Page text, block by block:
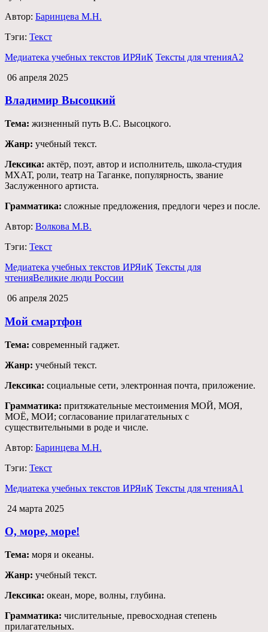
Автор: Баринцева М.Н.
Тэги: Текст
Медиатека учебных текстов ИРЯиК Тексты для чтенияА2
06 апреля 2025
Владимир Высоцкий
Тема: жизненный путь В.С. Высоцкого.
Жанр: учебный текст.
Лексика: актёр, поэт, автор и исполнитель, школа-студия
МХАТ, роли, театр на Таганке, популярность, звание
Заслуженного артиста.
Грамматика: сложные предложения, предлоги через и после.
Автор: Волкова М.В.
Тэги: Текст
Медиатека учебных текстов ИРЯиК Тексты для
чтенияВеликие люди России
06 апреля 2025
Мой смартфон
Тема: современный гаджет.
Жанр: учебный текст.
Лексика: социальные сети, электронная почта, приложение.
Грамматика: притяжательные местоимения МОЙ, МОЯ,
МОЁ, МОИ; согласование прилагательных с
существительными в роде и числе.
Автор: Баринцева М.Н.
Тэги: Текст
Медиатека учебных текстов ИРЯиК Тексты для чтенияА1
24 марта 2025
О, море, море!
Тема: моря и океаны.
Жанр: учебный текст.
Лексика: океан, море, волны, глубина.
Грамматика: числительные, превосходная степень
прилагательных.